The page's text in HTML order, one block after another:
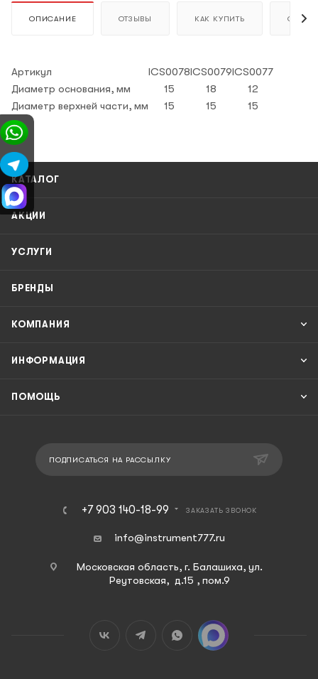
ОПИСАНИЕ ОТЗЫВЫ КАК КУПИТЬ ОПЛАТА
Артикул ICS0078ICS0079ICS0077
Диаметр основания, мм
15 18
12
Диаметр верхней части, мм
15 15 15
КАТАЛОГ
АКЦИИ
УСЛУГИ
БРЕНДЫ
КОМПАНИЯ
ИНФОРМАЦИЯ
ПОМОЩЬ
ПОДПИСАТЬСЯ НА РАССЫЛКУ
+7 903 140-18-99 ЗАКАЗАТЬ ЗВОНОК
info@instrument777.ru
Московская область, г. Балашиха, ул.
Реутовская, д.15 , пом.9